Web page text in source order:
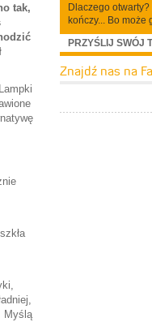
tak,
Myślą
Dlaczego
kończy... Bo może
PRZYŚLIJ SWÓJ
Znajdź nas na